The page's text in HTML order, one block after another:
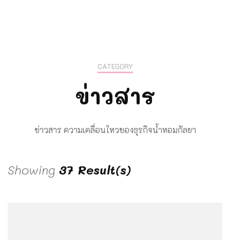
CATEGORY
ข่าวสาร
ข่าวสาร ความเคลื่อนไหวของธุรกิจน้ำหอมกัลยา
Showing 37 Result(s)